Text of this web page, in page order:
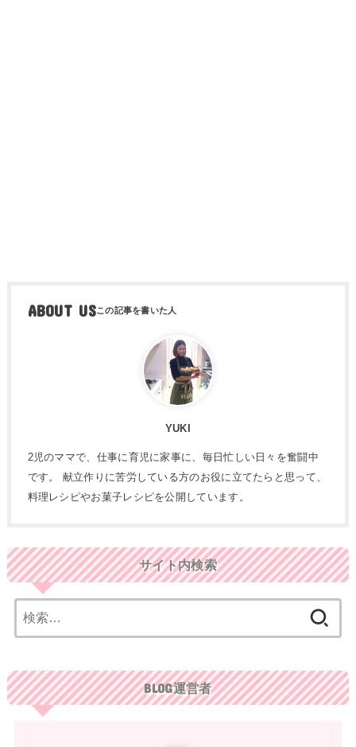
ABOUT US
YUKI
2児のママで、仕事に育児に家事に、毎日忙しい日々を奮闘中
です。 献立作りに苦労している方のお役に立てたらと思って、
料理レシピやお菓子レシピを公開しています。
サイト内検索
索:
BLOG運営者